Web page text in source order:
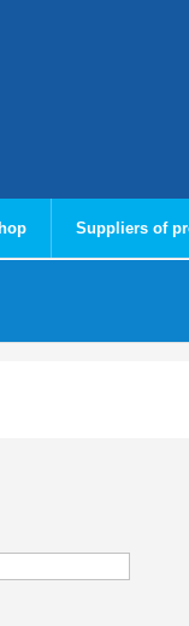
Suppliers of